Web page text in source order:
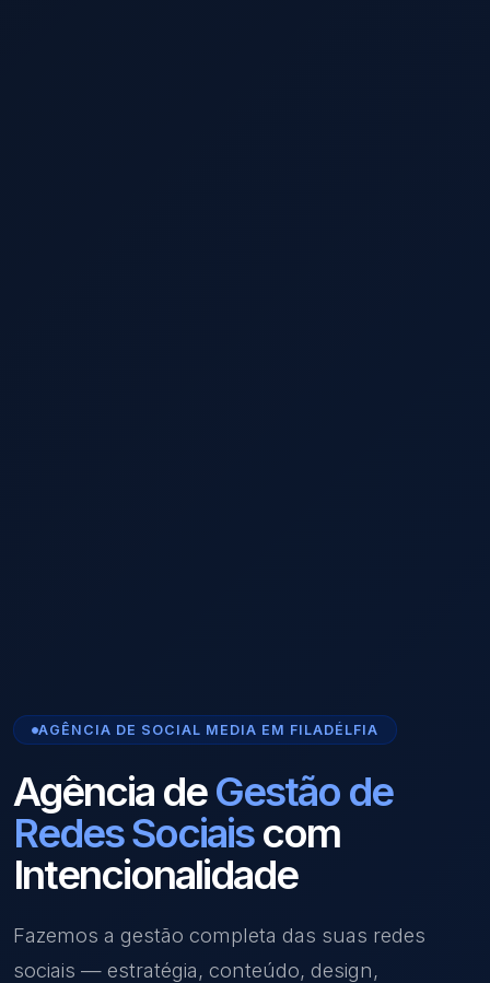
AGÊNCIA DE SOCIAL MEDIA EM FILADÉLFIA
Agência deGestão de
Redes Sociaiscom
Intencionalidade
Fazemos a gestão completa das suas redes
sociais — estratégia, conteúdo, design,